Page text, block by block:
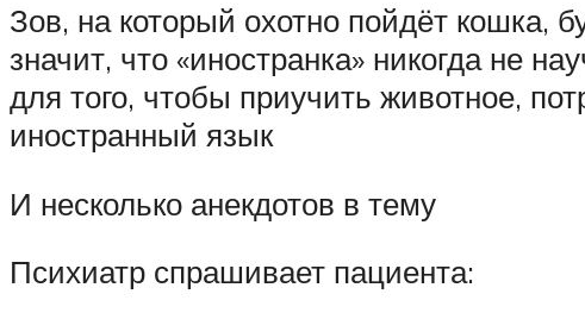
Зов, на который охотно пойдёт кошка,
значит, что «иностранка» никогда не
для того, чтобы приучить животное,
иностранный язык
И несколько анекдотов в тему
Психиатр спрашивает пациента: